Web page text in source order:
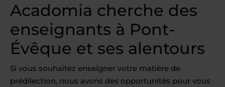
Acadomia cherche des
enseignants à Pont-
Évêque et ses alentours
Si vous souhaitez enseigner votre matière de
prédilection, nous avons des opportunités pour vous